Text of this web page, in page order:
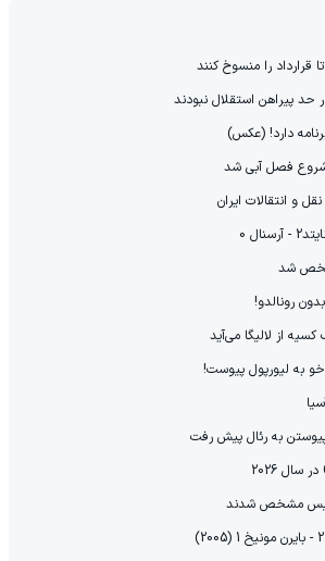
قرارداد را منسوخ کنند
حد پیراهن استقلال نبودند
شروع فصل آبی شد
و انتقالات ایران
0
شد
رونالدو!
از لالیگا می‌آید
به لیورپول پیوست!
پیوستن به رئال پیش رفت
مشخص شدند